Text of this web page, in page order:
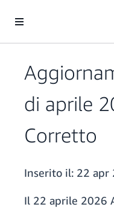
di aprile
Corretto
Inserito il: 22 apr
Il 22 aprile 2026